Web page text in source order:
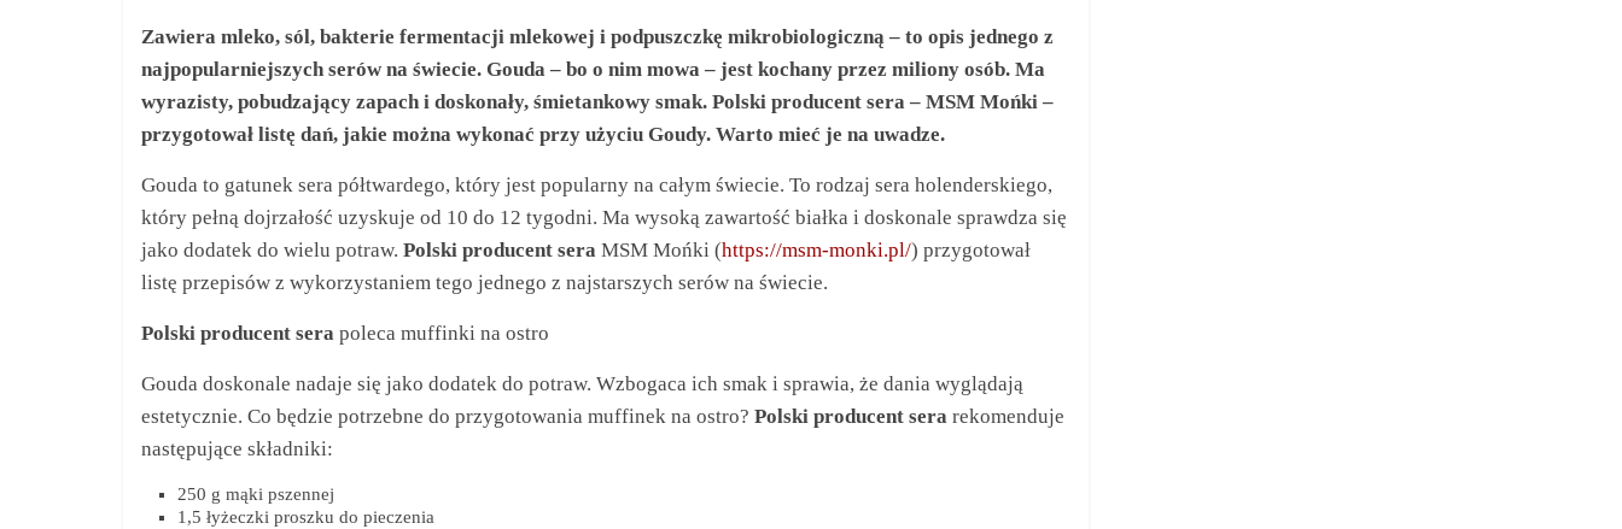
gdzie
Zawiera mleko, sól, bakterie fermentacji mlekowej i podpuszczkę mikrobiologiczną – to opis jednego z
najpopularniejszych serów na świecie. Gouda – bo o nim mowa – jest kochany przez miliony osób. Ma
wyrazisty, pobudzający zapach i doskonały, śmietankowy smak. Polski producent sera – MSM Mońki –
przygotował listę dań, jakie można wykonać przy użyciu Goudy. Warto mieć je na uwadze.
Gouda to gatunek sera półtwardego, który jest popularny na całym świecie. To rodzaj sera holenderskiego,
który pełną dojrzałość uzyskuje od 10 do 12 tygodni. Ma wysoką zawartość białka i doskonale sprawdza się
jako dodatek do wielu potraw. Polski producent sera MSM Mońki (https://msm-monki.pl/) przygotował
listę przepisów z wykorzystaniem tego jednego z najstarszych serów na świecie.
Polski producent sera poleca muffinki na ostro
Gouda doskonale nadaje się jako dodatek do potraw. Wzbogaca ich smak i sprawia, że dania wyglądają
estetycznie. Co będzie potrzebne do przygotowania muffinek na ostro? Polski producent sera rekomenduje
następujące składniki:
250 g mąki pszennej
1,5 łyżeczki proszku do pieczenia